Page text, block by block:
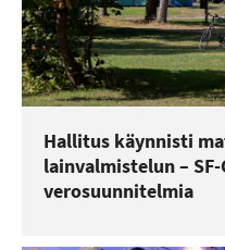
Hallitus käynnisti
lainvalmistelun –
verosuunnitelmia